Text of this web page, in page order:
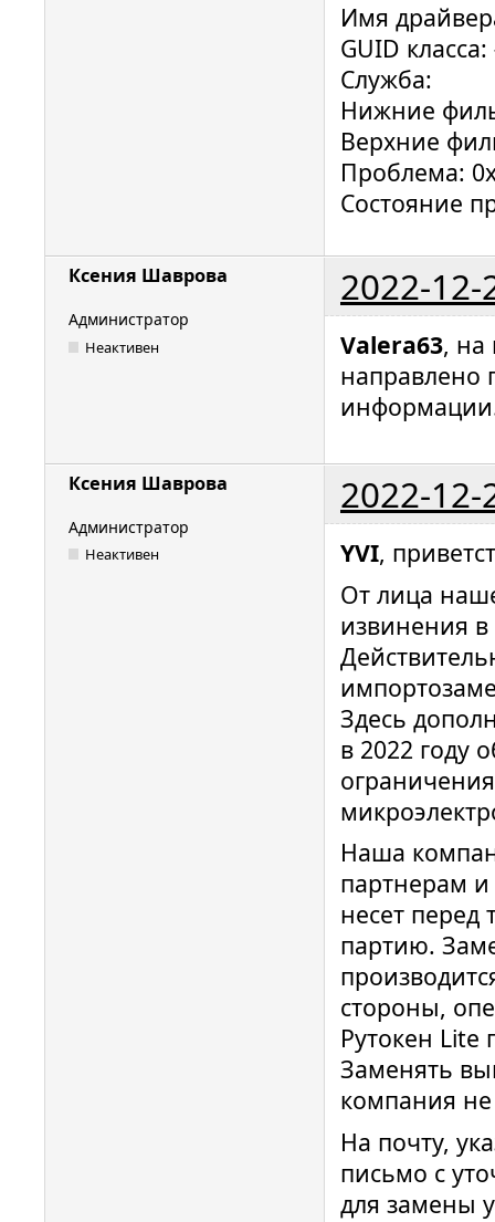
Имя
GUID
Служба:
Нижние
Верхние
Проблема:
Состояние
Ксения Шаврова 2022-12-
Администратор
Неактивен Valera63, на
направлено
Ксения Шаврова 2022-12-
Администратор
Неактивен YVI,
От лица
извинения
Здесь
в 2022 году
Наша
партнерам и
несет перед
партию.
стороны,
Рутокен Lite
Заменять
компания не
На почту,
письмо с
для замены